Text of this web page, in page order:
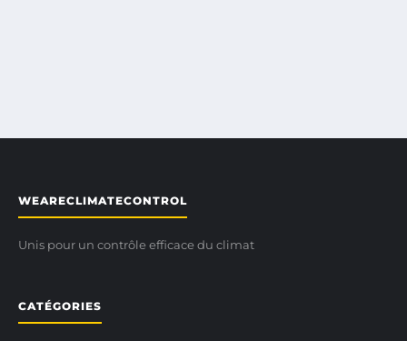
WEARECLIMATECONTROL
Unis pour un contrôle efficace du climat
CATÉGORIES